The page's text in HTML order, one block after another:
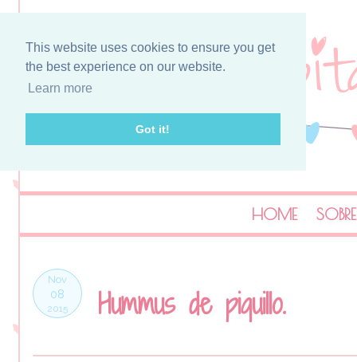
This website uses cookies to ensure you get
the best experience on our website.
Learn more
Got it!
HOME
Nov
08
2015 Hummus de piquillo.